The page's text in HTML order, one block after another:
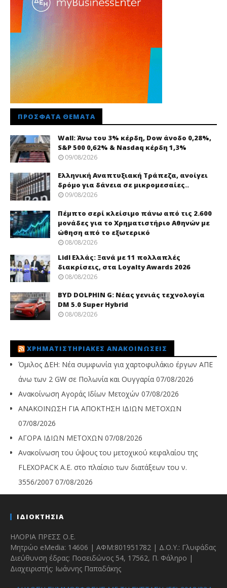
ΠΡΌΣΦΑΤΑ ΘΈΜΑΤΑ
Wall: Άνω του 3% κέρδη, Dow άνοδο 0,28%,
S&P 500 0,62% & Nasdaq κέρδη 1,3%
09/08/2026
Ελληνική Αναπτυξιακή Τράπεζα, ανοίγει
δρόμο για δάνεια σε μικρομεσαίες..
09/08/2026
Πέμπτο σερί κλείσιμο πάνω από τις 2.600
μονάδες για το Χρηματιστήριο Αθηνών με
ώθηση από το εξωτερικό
08/08/2026
Lidl Ελλάς: Ξανά με 11 πολλαπλές
διακρίσεις, στα Loyalty Awards 2026
08/08/2026
BYD DOLPHIN G: Νέας γενιάς τεχνολογία
DM 5.0 Super Hybrid
08/08/2026
ΧΡΗΜΑΤΙΣΤΗΡΙΑΚΈΣ ΑΝΑΚΟΙΝΏΣΕΙΣ
Όμιλος ΔΕΗ: Νέα συμφωνία για χαρτοφυλάκιο έργων ΑΠΕ
άνω των 2 GW σε Πολωνία και Ουγγαρία 07/08/2026
Ανακοίνωση Αγοράς Ιδίων Μετοχών 07/08/2026
ΑΝΑΚΟΙΝΩΣΗ ΓΙΑ ΑΠΟΚΤΗΣΗ ΙΔΙΩΝ ΜΕΤΟΧΩΝ
07/08/2026
ΑΓΟΡΑ ΙΔΙΩΝ ΜΕΤΟΧΩΝ 07/08/2026
Ανακοίνωση του ύψους του μετοχικού κεφαλαίου της
FLEXOPACK A.E. στο πλαίσιο των διατάξεων του ν.
3556/2007 07/08/2026
ΙΔΙΟΚΤΗΣΙΑ
ΗΛΟΡΙΑ ΠΡΕΣΣ Ο.Ε.
Μητρώο eMedia: 14606 | ΑΦΜ:801951782 | Δ.Ο.Υ.: Γλυφάδας
Διεύθυνση έδρας: Ποσειδώνος 54, 17562, Π. Φάληρο |
Διαχειριστής: Ιωάννης Παπαδάκης